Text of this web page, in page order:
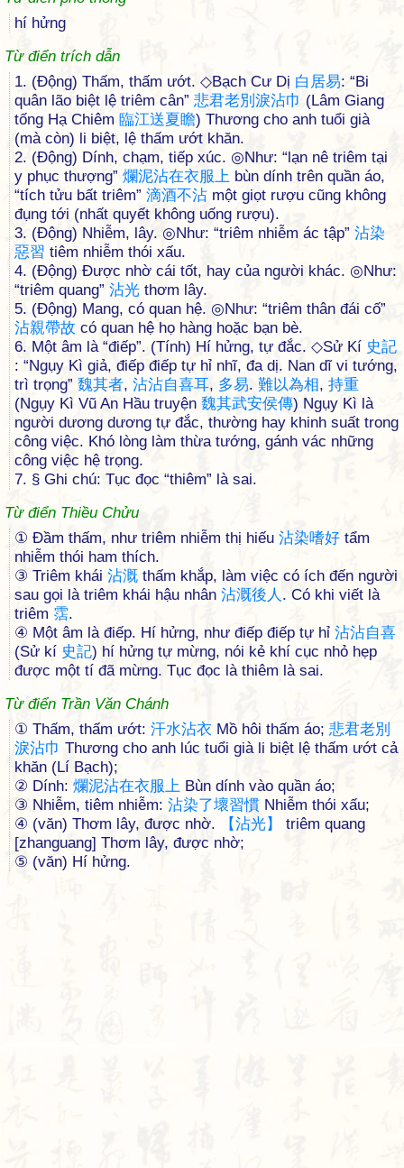
hí hửng
Từ điển trích dẫn
1. (Động) Thấm, thấm ướt. ◇Bạch Cư Dị 白 居易: “Bi
quân lão biệt lệ triêm cân” 悲君老別 淚沾巾 (Lâm Giang
tống Hạ Chiêm 臨江送夏瞻) Thương cho anh tuổi già
(mà còn) li biệt, lệ thấm ướt khăn.
2. (Động) Dính, chạm, tiếp xúc. ◎Như: “lạn nê triêm tại
y phục thượng” 爛泥沾在衣服上 bùn dính trên quần áo,
“tích tửu bất triêm” 滴酒不沾 một giọt rượu cũng không
đụng tới (nhất quyết không uống rượu).
3. (Động) Nhiễm, lây. ◎Như: “triêm nhiễm ác tập” 沾染
惡習 tiêm nhiễm thói xấu.
4. (Động) Được nhờ cái tốt, hay của người khác. ◎Như:
“triêm quang” 沾光 thơm lây.
5. (Động) Mang, có quan hệ. ◎Như: “triêm thân đái cố”
沾親帶故 có quan hệ họ hàng hoặc bạn bè.
6. Một âm là “điếp”. (Tính) Hí hửng, tự đắc. ◇Sử Kí 史記
: “Ngụy Kì giả, điếp điếp tự hỉ nhĩ, đa dị. Nan dĩ vi tướng,
trì trọng” 魏其者, 沾沾自喜耳, 多易. 難以為相, 持重
(Ngụy Kì Vũ An Hầu truyện 魏其武安侯傳) Ngụy Kì là
người dương dương tự đắc, thường hay khinh suất trong
công việc. Khó lòng làm thừa tướng, gánh vác những
công việc hệ trọng.
7. § Ghi chú: Tục đọc “thiêm” là sai.
Từ điển Thiều Chửu
① Ðầm thấm, như triêm nhiễm thị hiếu 沾染嗜好 tẩm
nhiễm thói ham thích.
③ Triêm khái 沾溉 thấm khắp, làm việc có ích đến người
sau gọi là triêm khái hậu nhân 沾溉後人 . Có khi viết là
triêm 霑.
④ Một âm là điếp. Hí hửng, như điếp điếp tự hỉ 沾沾自喜
(Sử kí 史記) hí hửng tự mừng, nói kẻ khí cục nhỏ hẹp
được một tí đã mừng. Tục đọc là thiêm là sai.
Từ điển Trần Văn Chánh
① Thấm, thấm ướt: 汗水沾衣 Mồ hôi thấm áo; 悲君老別
淚沾巾 Thương cho anh lúc tuổi già li biệt lệ thấm ướt cả
khăn (Lí Bạch);
② Dính: 爛泥沾在衣服上 Bùn dính vào quần áo;
③ Nhiễm, tiêm nhiễm: 沾染了壞習慣 Nhiễm thói xấu;
④ (văn) Thơm lây, được nhờ.
【沾光】
triêm quang
[zhanguang] Thơm lây, được nhờ;
⑤ (văn) Hí hửng.